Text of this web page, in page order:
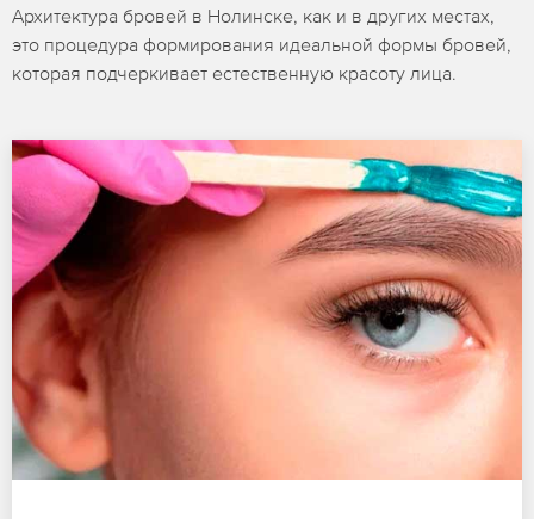
Архитектура бровей в Нолинске, как и в других местах,
это процедура формирования идеальной формы бровей,
которая подчеркивает естественную красоту лица.